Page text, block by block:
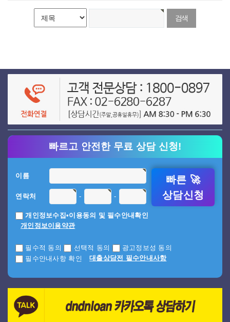
빠르고 안전한 무료 상담 신청!
이름
연락처 - -
개인정보수집•이용동의 및 필수안내확인
개인정보이용약관
필수적 동의 선택적 동의
광고정보성 동의
필수안내사항 확인
대출상담전 필수안내사항
빠른 🚀
상담신청